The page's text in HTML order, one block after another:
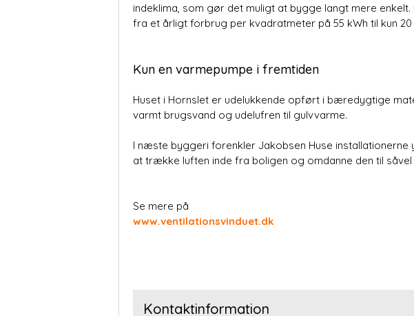
inde­klima, som gør det muligt at bygge langt mere
fra et årligt forbrug per kvadratmeter på 55 kWh til kun 20
Kun en varmepumpe i fremtiden
Huset i Hornslet er udeluk­kende opført i bæredygtige
varmt brugsvand og udelufren til gulvvarme.
I næste byggeri forenkler Jakobsen Huse
at trække luften inde fra boligen og omdanne den til
Se mere på
www.ventilationsvinduet.dk
Kontaktinformation